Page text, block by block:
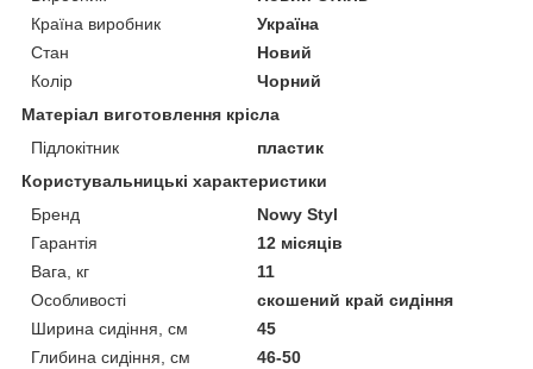
Країна виробник
Україна
Стан
Новий
Колір
Чорний
Матеріал виготовлення крісла
Підлокітник
пластик
Користувальницькі характеристики
Бренд
Nowy Styl
Гарантія
12 місяців
Вага, кг
11
Особливості
скошений край сидіння
Ширина сидіння, см
45
Глибина сидіння, см
46-50